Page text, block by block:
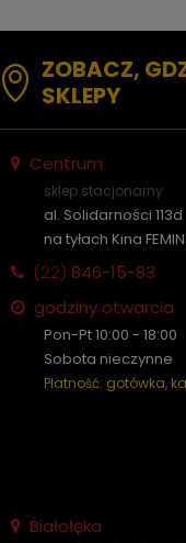
ZOBACZ,
SKLEPY
Centrum
sklep stacjonarny
al. Solidarności 113d
na tyłach Kina
(22) 846-15-83
godziny otwarcia
Pon-Pt 10:00 - 18:00
Sobota nieczynne
Płatność: gotówka,
Białołęka